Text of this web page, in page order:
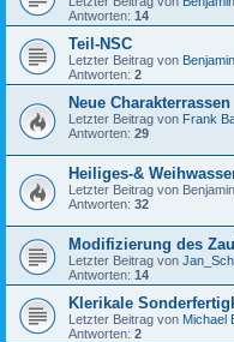
Antworten: 14
Teil-NSC
Letzter Beitrag von
Antworten: 2
Neue Charakterrassen
Letzter Beitrag von Frank
Antworten: 29
Heiliges-&
Letzter Beitrag von
Antworten: 32
Modifizierung des
Letzter Beitrag von
Antworten: 14
Klerikale
Letzter Beitrag von Michael
Antworten: 2